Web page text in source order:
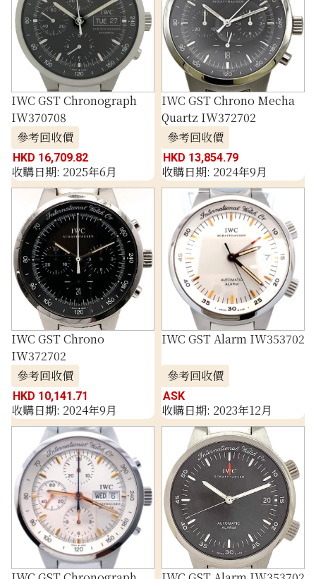
IWC GST Chronograph
IW370708
參考回收價
HKD 16,709.82
收購日期: 2025年6月
IWC GST Chrono Mecha
Quartz IW372702
參考回收價
HKD 13,854.79
收購日期: 2024年9月
IWC GST Chrono
IW372702
參考回收價
HKD 10,141.71
收購日期: 2024年9月
IWC GST Alarm IW353702
參考回收價
ASK
收購日期: 2023年12月